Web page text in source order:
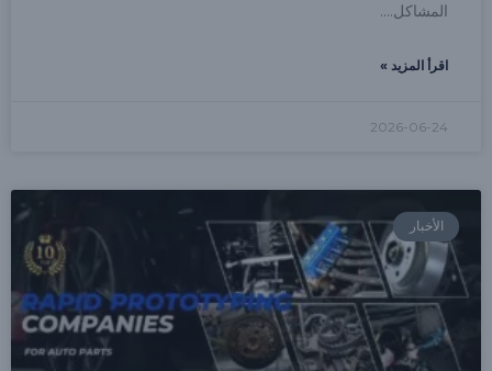
المشاكل.
اقرأ المزيد »
2026-06-24
الأخبار